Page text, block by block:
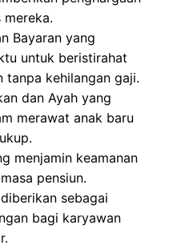
mereka.
Bayaran yang
untuk beristirahat
tanpa kehilangan gaji.
dan Ayah yang
merawat anak baru
menjamin keamanan
pensiun.
sebagai
bagi karyawan